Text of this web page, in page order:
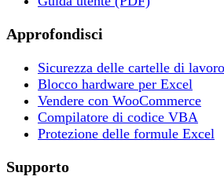
Approfondisci
Sicurezza delle cartelle di
Blocco hardware per Excel
Vendere con WooCommerce
Compilatore di codice VBA
Protezione delle formule Excel
Supporto